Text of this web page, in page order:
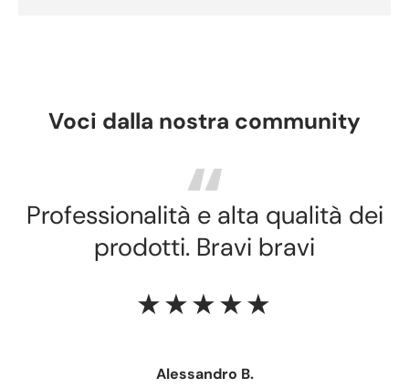
Voci dalla nostra community
Professionalità e alta qualità dei
prodotti. Bravi bravi
★★★★★
Alessandro B.